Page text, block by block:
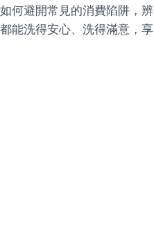
何避開常見的消費陷阱，辨
能洗得安心、洗得滿意，享